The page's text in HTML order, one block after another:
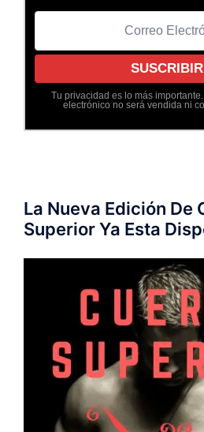
Tu privacidad es lo más
electrónico no será vendida ni
La Nueva Edición De
Superior Ya Esta